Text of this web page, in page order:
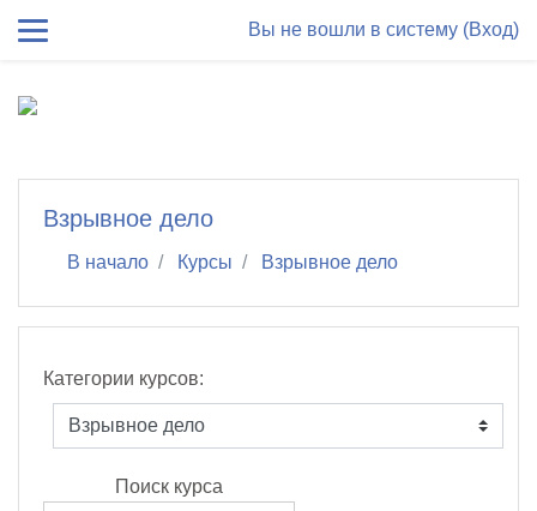
Вы не вошли в систему (Вход)
Взрывное дело
В начало Курсы Взрывное дело
Категории курсов:
Поиск курса